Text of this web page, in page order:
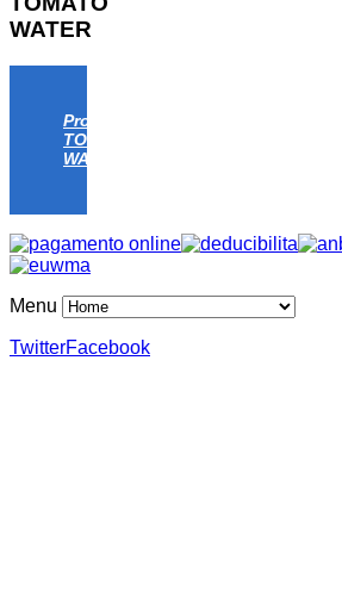
WATER
Progetto
TOMATO
WATER
Menu
TwitterFacebook